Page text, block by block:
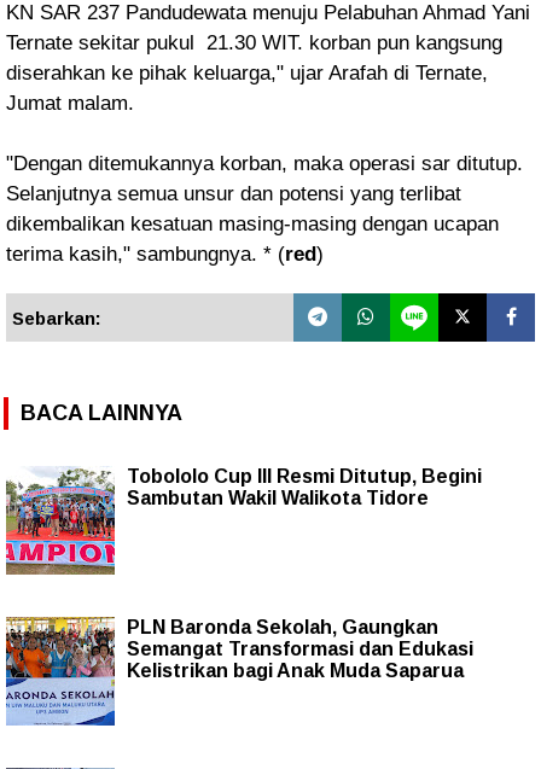
KN SAR 237 Pandudewata menuju Pelabuhan Ahmad Yani
Ternate sekitar pukul 21.30 WIT. korban pun kangsung
diserahkan ke pihak keluarga," ujar Arafah di Ternate,
Jumat malam.
"Dengan ditemukannya korban, maka operasi sar ditutup.
Selanjutnya semua unsur dan potensi yang terlibat
dikembalikan kesatuan masing-masing dengan ucapan
terima kasih," sambungnya. * (red)
Sebarkan:
BACA LAINNYA
Tobololo Cup III Resmi Ditutup, Begini
Sambutan Wakil Walikota Tidore
PLN Baronda Sekolah, Gaungkan
Semangat Transformasi dan Edukasi
Kelistrikan bagi Anak Muda Saparua